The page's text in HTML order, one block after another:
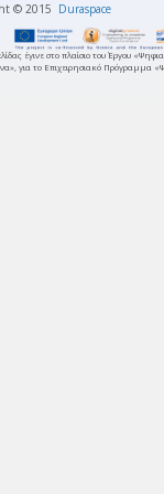
© 2015 Duraspace
έγινε στο πλαίσιο του Έργου
για το Επιχειρησιακό Πρόγραμμα